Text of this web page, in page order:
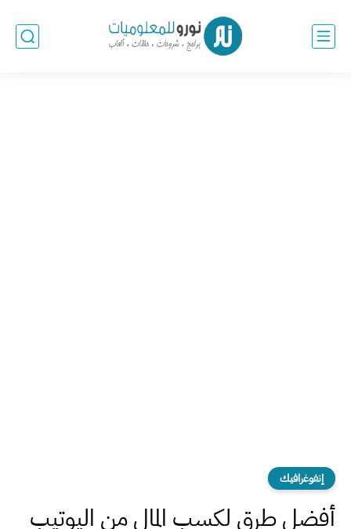
إنفوغرافيك
أفضل طرق لكسب المال من اليوتيب